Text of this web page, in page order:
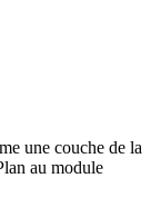
une couche de la
au module